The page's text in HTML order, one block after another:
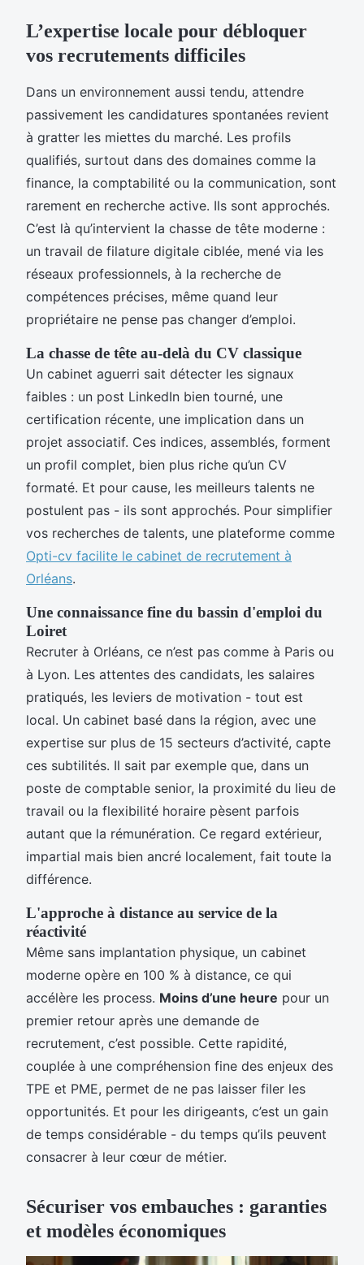
L’expertise locale pour débloquer
vos recrutements difficiles
Dans un environnement aussi tendu, attendre
passivement les candidatures spontanées revient
à gratter les miettes du marché. Les profils
qualifiés, surtout dans des domaines comme la
finance, la comptabilité ou la communication, sont
rarement en recherche active. Ils sont approchés.
C’est là qu’intervient la chasse de tête moderne :
un travail de filature digitale ciblée, mené via les
réseaux professionnels, à la recherche de
compétences précises, même quand leur
propriétaire ne pense pas changer d’emploi.
La chasse de tête au-delà du CV classique
Un cabinet aguerri sait détecter les signaux
faibles : un post LinkedIn bien tourné, une
certification récente, une implication dans un
projet associatif. Ces indices, assemblés, forment
un profil complet, bien plus riche qu’un CV
formaté. Et pour cause, les meilleurs talents ne
postulent pas - ils sont approchés. Pour simplifier
vos recherches de talents, une plateforme comme
Opti-cv facilite le cabinet de recrutement à
Orléans.
Une connaissance fine du bassin d'emploi du
Loiret
Recruter à Orléans, ce n’est pas comme à Paris ou
à Lyon. Les attentes des candidats, les salaires
pratiqués, les leviers de motivation - tout est
local. Un cabinet basé dans la région, avec une
expertise sur plus de 15 secteurs d’activité, capte
ces subtilités. Il sait par exemple que, dans un
poste de comptable senior, la proximité du lieu de
travail ou la flexibilité horaire pèsent parfois
autant que la rémunération. Ce regard extérieur,
impartial mais bien ancré localement, fait toute la
différence.
L'approche à distance au service de la
réactivité
Même sans implantation physique, un cabinet
moderne opère en 100 % à distance, ce qui
accélère les process. Moins d’une heure pour un
premier retour après une demande de
recrutement, c’est possible. Cette rapidité,
couplée à une compréhension fine des enjeux des
TPE et PME, permet de ne pas laisser filer les
opportunités. Et pour les dirigeants, c’est un gain
de temps considérable - du temps qu’ils peuvent
consacrer à leur cœur de métier.
Sécuriser vos embauches : garanties
et modèles économiques